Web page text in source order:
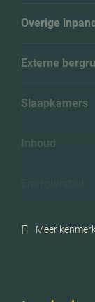
Overige
Externe
Slaapkamers
Inhoud
Isolatie
Meer